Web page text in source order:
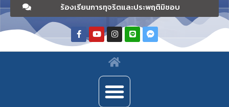
ร้องเรียนการทุจริตและประพฤติมิชอบ